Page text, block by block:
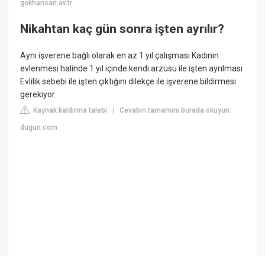
gokhansari.av.tr
Nikahtan kaç gün sonra işten ayrılır?
Aynı işverene bağlı olarak en az 1 yıl çalışması Kadının
evlenmesi halinde 1 yıl içinde kendi arzusu ile işten ayrılması
Evlilik sebebi ile işten çıktığını dilekçe ile işverene bildirmesi
gerekiyor.
Kaynak kaldırma talebi |Cevabın tamamını burada okuyun:
dugun.com